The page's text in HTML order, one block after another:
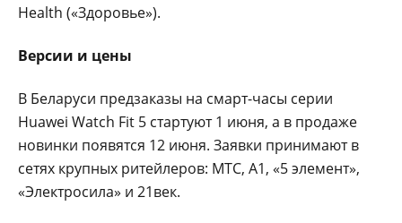
Health («Здоровье»).
Версии и цены
В Беларуси предзаказы на смарт-часы серии
Huawei Watch Fit 5 стартуют 1 июня, а в продаже
новинки появятся 12 июня. Заявки принимают в
сетях крупных ритейлеров: МТС, А1, «5 элемент»,
«Электросила» и 21век.